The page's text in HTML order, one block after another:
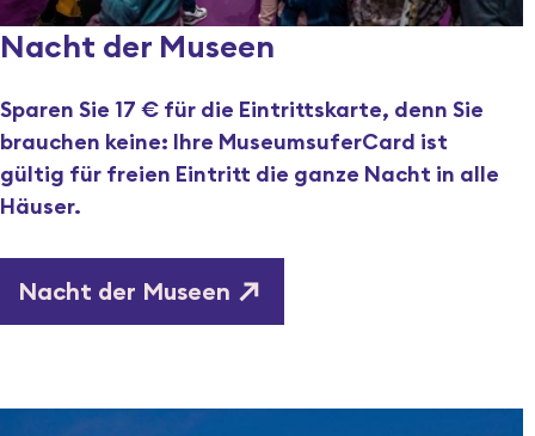
Nacht der Museen
Sparen Sie 17 € für die Eintrittskarte, denn Sie
brauchen keine: Ihre MuseumsuferCard ist
gültig für freien Eintritt die ganze Nacht in alle
Häuser.
Nacht der Museen